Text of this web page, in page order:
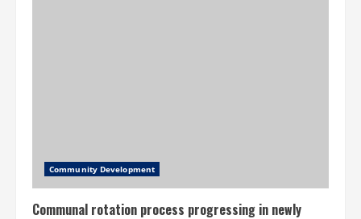
Community Development
Communal rotation process progressing in newly